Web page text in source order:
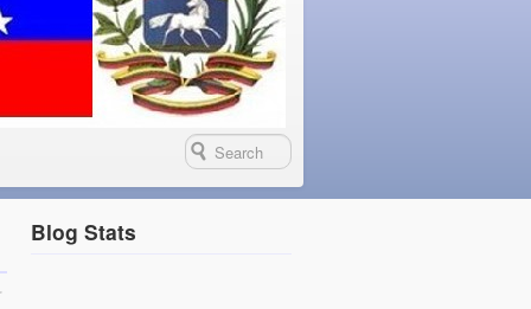
Blog Stats